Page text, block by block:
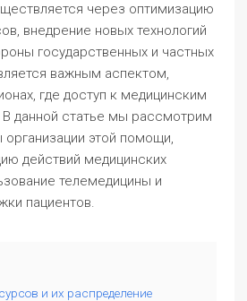
через оптимизацию
внедрение новых технологий
государственных и частных
важным аспектом,
где доступ к медицинским
В данной статье мы рассмотрим
этой помощи,
действий медицинских
телемедицины и
пациентов.
и их распределение